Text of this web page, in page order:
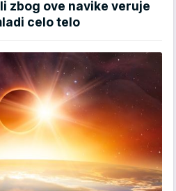
zbog ove navike veruje
celo telo